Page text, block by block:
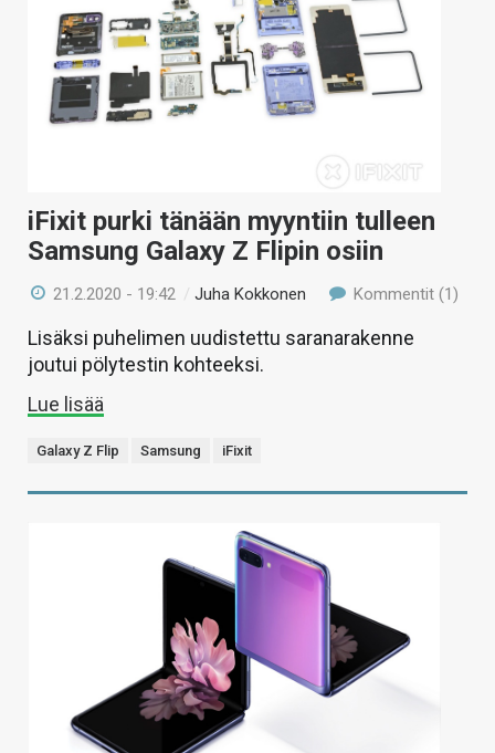
iFixit purki tänään myyntiin tulleen
Samsung Galaxy Z Flipin osiin
21.2.2020 - 19:42 /Juha Kokkonen Kommentit (1)
Lisäksi puhelimen uudistettu saranarakenne
joutui pölytestin kohteeksi.
Lue lisää
Galaxy Z Flip Samsung iFixit